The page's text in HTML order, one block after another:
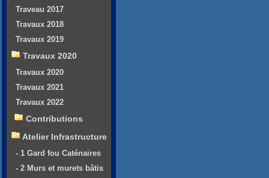
Traveau 2017
Travaux 2018
Travaux 2019
Travaux 2020
Travaux 2020
Travaux 2021
Travaux 2022
Contributions
Atelier Infrastructure
- 1 Gard fou Caténaires
- 2 Murs et murets bâtis